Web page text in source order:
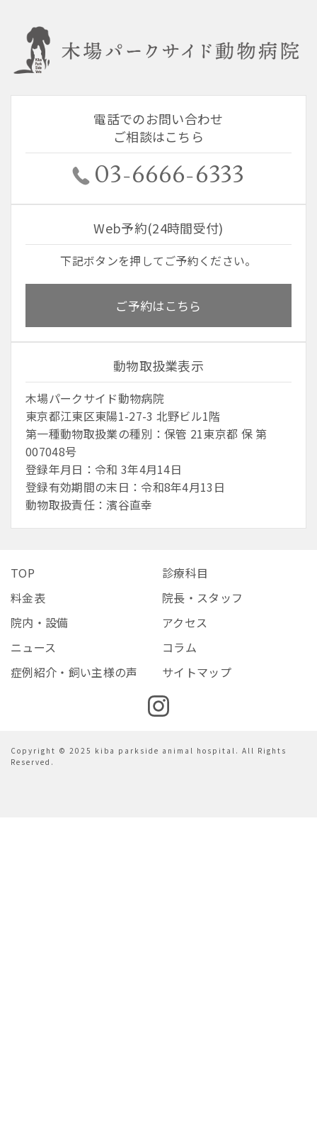
電話でのお問い合わせ
ご相談はこちら
03-6666-6333
Web予約(24時間受付)
下記ボタンを押してご予約ください。
ご予約はこちら
動物取扱業表示
木場パークサイド動物病院
東京都江東区東陽1-27-3 北野ビル1階
第一種動物取扱業の種別：保管 21東京都 保 第
007048号
登録年月日：令和 3年4月14日
登録有効期間の末日：令和8年4月13日
動物取扱責任：濱谷直幸
TOP
診療科目
料金表
院長・スタッフ
院内・設備
アクセス
ニュース
コラム
症例紹介・飼い主様の声
サイトマップ
Copyright © 2025 kiba parkside animal hospital. All Rights
Reserved.